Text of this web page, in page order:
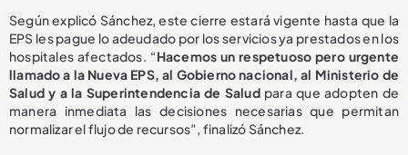
Según explicó Sánchez, este cierre estará vigente hasta que la
EPS les pague lo adeudado por los servicios ya prestados en los
hospitales afectados. “Hacemos un respetuoso pero urgente
llamado a la Nueva EPS, al Gobierno nacional, al Ministerio de
Salud y a la Superintendencia de Salud para que adopten de
manera inmediata las decisiones necesarias que permitan
normalizar el flujo de recursos”, finalizó Sánchez.